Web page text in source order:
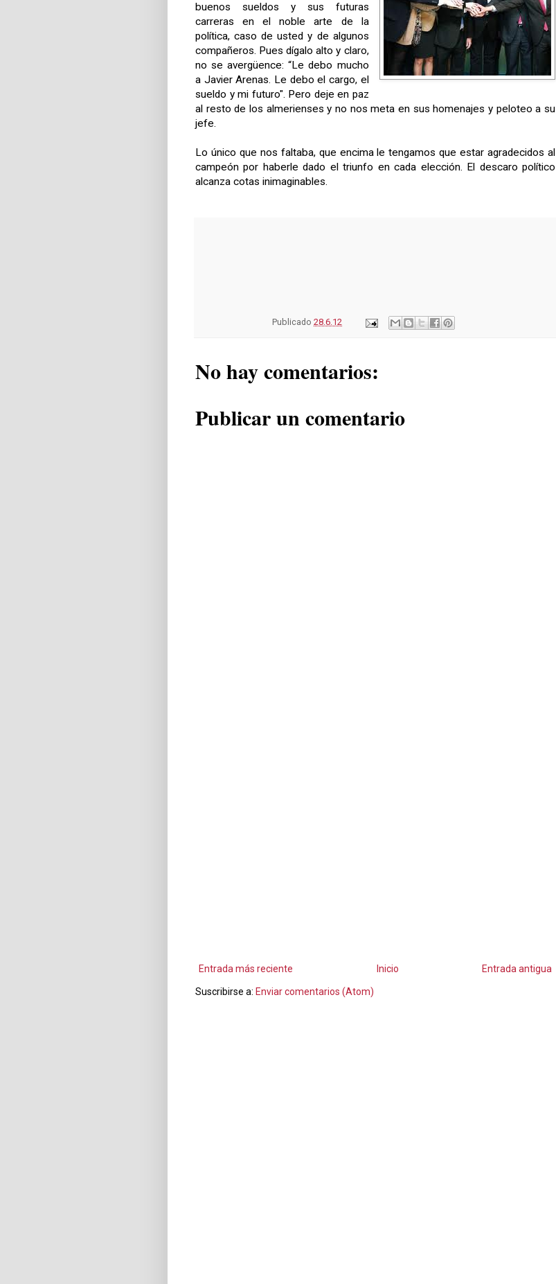
buenos sueldos y sus futuras
carreras en el noble arte de la
política, caso de usted y de algunos
compañeros. Pues dígalo alto y claro,
no se avergüence: “Le debo mucho
a Javier Arenas. Le debo el cargo, el
sueldo y mi futuro". Pero deje en paz
al resto de los almerienses y no nos meta en sus homenajes y peloteo a su
jefe.
Lo único que nos faltaba, que encima le tengamos que estar agradecidos al
campeón por haberle dado el triunfo en cada elección. El descaro político
alcanza cotas inimaginables.
Publicado 28.6.12
No hay comentarios:
Publicar un comentario
Entrada más reciente Entrada antigua
Inicio
Suscribirse a: Enviar comentarios (Atom)